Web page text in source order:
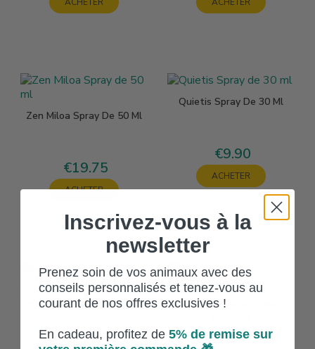
Zen Miloa Spray De 50 Ml
Price
€19.75
ACHETER
Quietis Spray De 30 Ml
Price
€9.90
ACHETER
Spray Anti Stress Petscool
Diffuseur Anti Stress
Inscrivez-vous à la
newsletter
Prenez soin de vos animaux avec des
conseils personnalisés et tenez-vous au
courant de nos offres exclusives !
En cadeau, profitez de 5% de remise sur